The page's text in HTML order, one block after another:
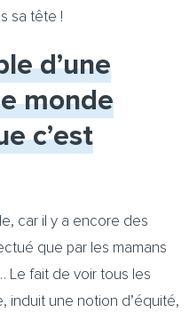
sa tête !
d’une
monde
c’est
car il y a encore des
que par les mamans
Le fait de voir tous les
induit une notion d’équité,